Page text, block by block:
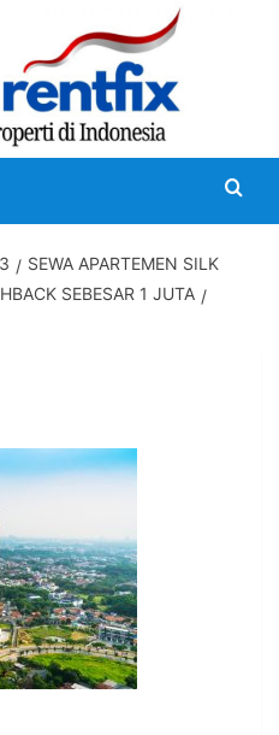
SEWA APARTEMEN SILK
SEBESAR 1 JUTA